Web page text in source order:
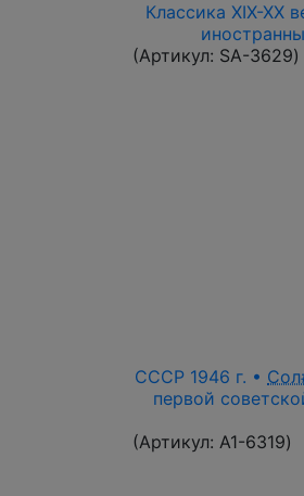
Классика XIX-XX
(Артикул: SA-3629)
СССР 1946 г. •
первой
(Артикул: A1-6319)